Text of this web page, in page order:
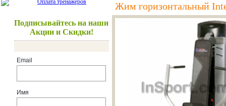
Подписывайтесь на наши
Акции и Скидки!
Email
Имя
Жим горизонтальный